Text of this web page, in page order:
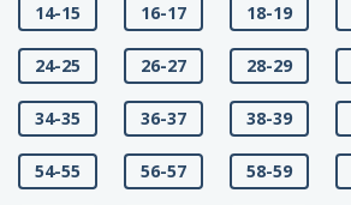
14-15 16-17 18-19
24-25 26-27 28-29
34-35 36-37 38-39
54-55 56-57 58-59